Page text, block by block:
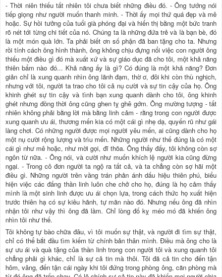
- Thời niên thiếu tất nhiên tôi chưa biết những điều đó. - Ông tướng nói
tiếp giọng như người muốn thanh minh. - Thời ấy mọi thứ quá đẹp và mê
hoặc. Sự hồi tưởng của tuổi già phóng đại và hiển thị bằng một bức tranh
rõ nét tới từng chi tiết của nó. Chúng ta là những đứa trẻ và là bạn bè, đó
là một món quà lớn. Ta phải biết ơn số phận đã ban tặng cho ta. Nhưng
rồi tính cách ông hình thành, ông không chịu đựng nổi việc con người ông
thiếu một điều gì đó mà xuất xứ và sự giáo dục đã cho tôi, một khả năng
thiên bẩm nào đó... Khả năng ấy là gì? Có đúng là một khả năng? Đơn
giản chỉ là xung quanh nhìn ông lãnh đạm, thờ ơ, đôi khi còn thù nghịch,
nhưng với tôi, người ta trao cho tôi cả nụ cười và sự tin cậy của họ. Ông
khinh ghét sự tin cậy và tình bạn xung quanh dành cho tôi, ông khinh
ghét nhưng đồng thời ông cũng ghen tỵ ghê gớm. Ông mường tượng - tất
nhiên không phải bằng lời mà bằng linh cảm - rằng trong con người được
xung quanh ưu ái, thương mến kia có một cái gì nhẹ dạ, quyến rũ như gái
làng chơi. Có những người được mọi người yêu mến, ai cũng dành cho họ
một nụ cười rộng lượng và trìu mến. Những người như thế đúng là có một
cái gì như mê hoặc, như mời gọi, đĩ thõa. Ông thấy đấy, tôi không còn sợ
ngôn từ nữa. - Ông nói, và cười như muốn khích lệ người kia cũng đừng
ngại. - Trong cô đơn người ta ngộ ra tất cả, và ta chẳng còn sợ hãi một
điều gì. Những người trên vầng trán phản ánh dấu hiệu thiên phú, biểu
hiện việc các đấng thần linh luôn che chở cho họ, đúng là họ cảm thấy
mình là một sinh linh được ưu ái chọn lựa, trong cách thức họ xuất hiện
trước thiên hạ có sự kiêu hãnh, tự mãn nào đó. Nhưng nếu ông đã nhìn
nhận tôi như vậy thì ông đã lầm. Chỉ lòng đố kỵ méo mó đã khiến ông
nhìn tôi như thế.
Tôi không tự bào chữa đâu, vì tôi muốn sự thật, và người đi tìm sự thật,
chỉ có thể bắt đầu tìm kiếm từ chính bản thân mình. Điều mà ông cho là
sự ưu ái và quà tặng của thần linh trong con người tôi và xung quanh tôi
chẳng phải gì khác, chỉ là sự cả tin mà thôi. Tôi đã cả tin cho đến tận
hôm, vâng, đến tận cái ngày khi tôi đứng trong phòng ông, căn phòng mà